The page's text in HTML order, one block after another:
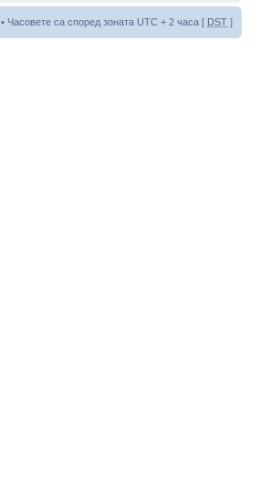
• Часовете са според зоната UTC + 2 часа [ DST ]